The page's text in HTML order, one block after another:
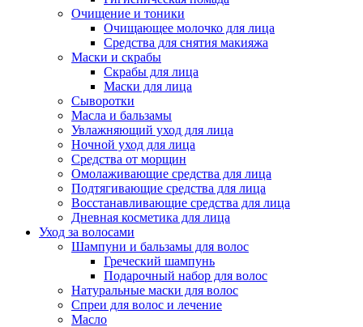
Очищение и тоники
Очищающее молочко для лица
Средства для снятия макияжа
Маски и скрабы
Скрабы для лица
Маски для лица
Сыворотки
Масла и бальзамы
Увлажняющий уход для лица
Ночной уход для лица
Средства от морщин
Омолаживающие средства для лица
Подтягивающие средства для лица
Восстанавливающие средства для лица
Дневная косметика для лица
Уход за волосами
Шампуни и бальзамы для волос
Греческий шампунь
Подарочный набор для волос
Натуральные маски для волос
Спреи для волос и лечение
Масло